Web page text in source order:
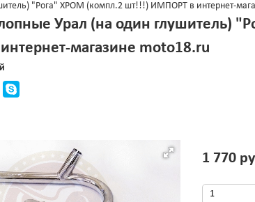
"Рога" ХРОМ (компл.2 шт!!!) ИМПОРТ в интернет-
Урал (на один глушитель)
магазине moto18.ru
1 770